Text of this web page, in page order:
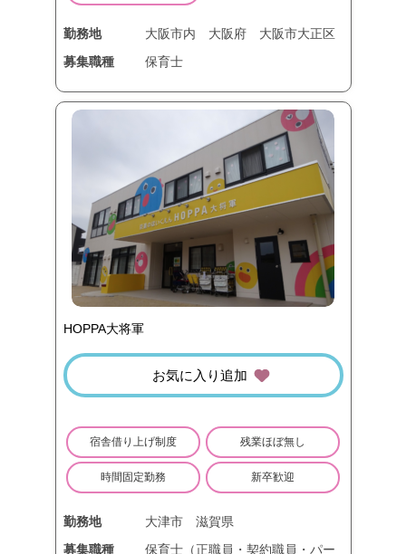
勤務地 大阪市内 大阪府
大阪市大正区
募集職種
保育士
HOPPA大将軍
お気に入り追加
宿舎借り上げ制度 残業ほぼ無し
時間固定勤務 新卒歓迎
勤務地 大津市
滋賀県
募集職種
保育士（正職員・契約職員・パー